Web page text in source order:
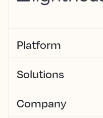
Platform
Solutions
Company